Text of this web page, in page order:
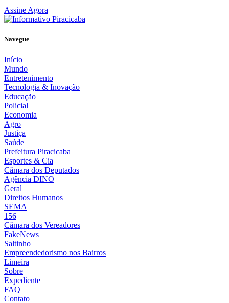
Assine Agora
Navegue
Início
Mundo
Entretenimento
Tecnologia & Inovação
Educação
Policial
Economia
Agro
Justiça
Saúde
Prefeitura Piracicaba
Esportes & Cia
Câmara dos Deputados
Agência DINO
Geral
Direitos Humanos
SEMA
156
Câmara dos Vereadores
FakeNews
Saltinho
Empreendedorismo nos Bairros
Limeira
Sobre
Expediente
FAQ
Contato